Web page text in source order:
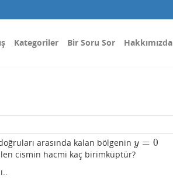
Kategoriler Bir Soru Sor Hakkımızda
arasında kalan bölgeniny = 0
y=0
cismin hacmi kaç birimküptür?